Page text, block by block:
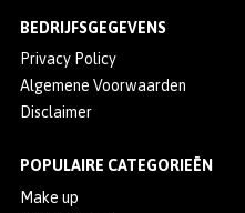
BEDRIJFSGEGEVENS
Privacy Policy
Algemene Voorwaarden
Disclaimer
POPULAIRE CATEGORIEËN
Make up